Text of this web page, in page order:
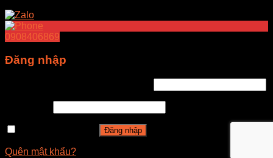
0908406869
Đăng nhập
Đăng nhập
Quên mật khẩu?